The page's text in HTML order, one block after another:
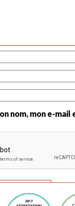
nom, mon e-